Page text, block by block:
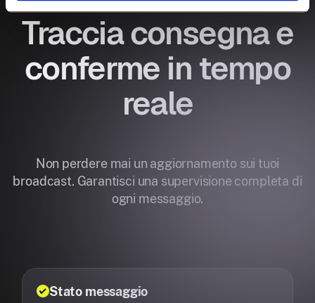
Traccia consegna e
conferme in tempo
reale
Non perdere mai un aggiornamento sui tuoi
broadcast. Garantisci una supervisione completa di
ogni messaggio.
Stato messaggio